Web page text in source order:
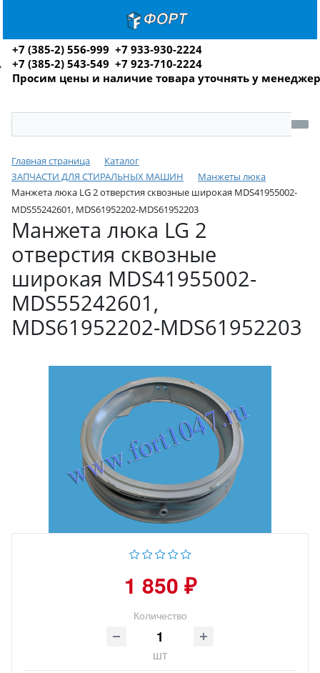
+7 (385-2) 556-999 +7 933-930-2224
+7 (385-2) 543-549 +7 923-710-2224
Просим цены и наличие товара уточнять у
Главная страница
Каталог
ЗАПЧАСТИ ДЛЯ СТИРАЛЬНЫХ МАШИН
Манжеты люка
Манжета люка LG 2 отверстия сквозные широкая MDS41955002-
MDS55242601, MDS61952202-MDS61952203
Манжета люка LG 2
отверстия сквозные
широкая MDS41955002-
MDS55242601,
MDS61952202-MDS61952203
1 850 ₽
Количество
шт